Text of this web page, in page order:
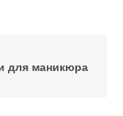
для маникюра